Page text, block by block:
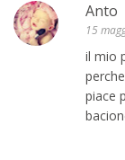
Anto
15
il mio
piace